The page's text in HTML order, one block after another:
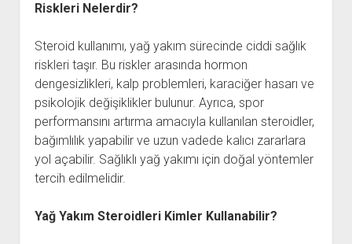
Riskleri Nelerdir?
Steroid kullanımı, yağ yakım sürecinde ciddi sağlık
riskleri taşır. Bu riskler arasında hormon
dengesizlikleri, kalp problemleri, karaciğer hasarı ve
psikolojik değişiklikler bulunur. Ayrıca, spor
performansını artırma amacıyla kullanılan steroidler,
bağımlılık yapabilir ve uzun vadede kalıcı zararlara
yol açabilir. Sağlıklı yağ yakımı için doğal yöntemler
tercih edilmelidir.
Yağ Yakım Steroidleri Kimler Kullanabilir?